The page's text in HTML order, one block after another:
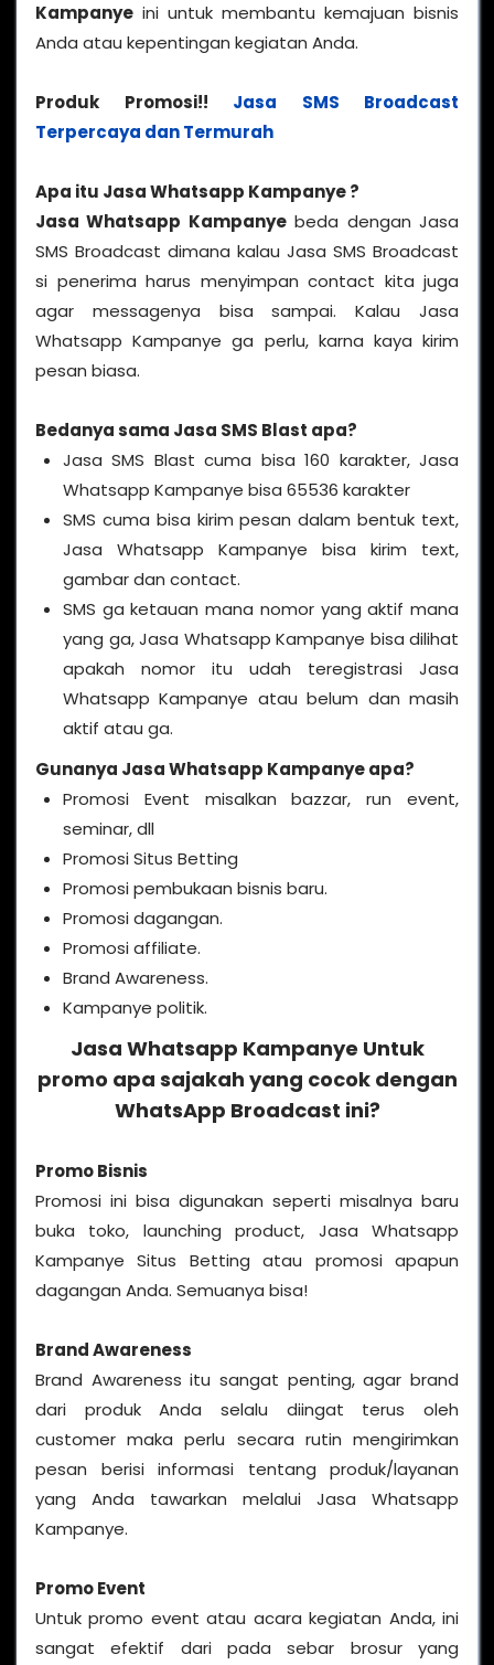
Kampanye ini untuk membantu kemajuan bisnis
Anda atau kepentingan kegiatan Anda.
Produk Promosi!! Jasa SMS Broadcast
Terpercaya dan Termurah
Apa itu Jasa Whatsapp Kampanye ?
Jasa Whatsapp Kampanyebeda dengan Jasa
SMS Broadcast dimana kalau Jasa SMS Broadcast
si penerima harus menyimpan contact kita juga
agar messagenya bisa sampai. Kalau Jasa
Whatsapp Kampanye ga perlu, karna kaya kirim
pesan biasa.
Bedanya sama Jasa SMS Blast apa?
Jasa SMS Blast cuma bisa 160 karakter, Jasa
Whatsapp Kampanye bisa 65536 karakter
SMS cuma bisa kirim pesan dalam bentuk text,
Jasa Whatsapp Kampanye bisa kirim text,
gambar dan contact.
SMS ga ketauan mana nomor yang aktif mana
yang ga, Jasa Whatsapp Kampanye bisa dilihat
apakah nomor itu udah teregistrasi Jasa
Whatsapp Kampanye atau belum dan masih
aktif atau ga.
Gunanya Jasa Whatsapp Kampanyeapa?
Promosi Event misalkan bazzar, run event,
seminar, dll
Promosi Situs Betting
Promosi pembukaan bisnis baru.
Promosi dagangan.
Promosi affiliate.
Brand Awareness.
Kampanye politik.
Jasa Whatsapp Kampanye Untuk
promo apa sajakah yang cocok dengan
WhatsApp Broadcast ini?
Promo Bisnis
Promosi ini bisa digunakan seperti misalnya baru
buka toko, launching product, Jasa Whatsapp
Kampanye Situs Betting atau promosi apapun
dagangan Anda. Semuanya bisa!
Brand Awareness
Brand Awareness itu sangat penting, agar brand
dari produk Anda selalu diingat terus oleh
customer maka perlu secara rutin mengirimkan
pesan berisi informasi tentang produk/layanan
yang Anda tawarkan melalui Jasa Whatsapp
Kampanye.
Promo Event
Untuk promo event atau acara kegiatan Anda, ini
sangat efektif dari pada sebar brosur yang